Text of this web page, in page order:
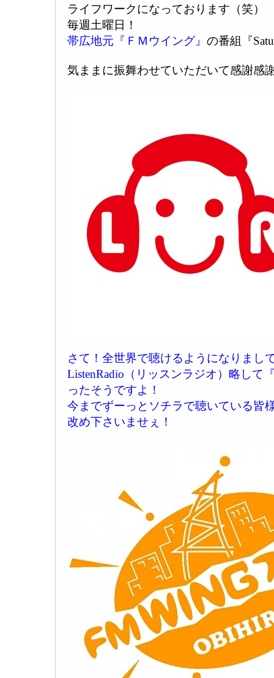
ライフワークになっております（笑）
毎週土曜日！
帯広地元『ＦＭウイング』 の番組『
気ままに振舞わせていただいて感謝感
さて！全世界で聴けるようになりまし
ListenRadio（リッスンラジオ）略して
ったそうですよ！
今までずーっとソチラで聴いている皆
改め下さいませぇ！